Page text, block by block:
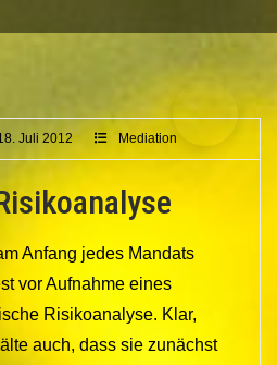
Juli 2012 Mediation
Anfang jedes Mandats
vor Aufnahme eines
Risikoanalyse. Klar,
auch, dass sie zunächst